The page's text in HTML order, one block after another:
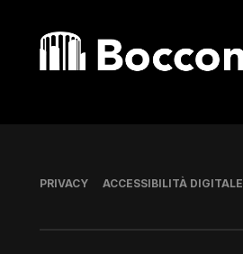
Bocconi shop
Piè di pagina
PRIVACY ACCESSIBILITÀ DIGITALE